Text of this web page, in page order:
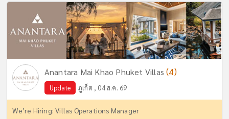
Anantara Mai Khao Phuket Villas(4)
Update ภูเก็ต , 04 ส.ค. 69
We’re Hiring: Villas Operations Manager